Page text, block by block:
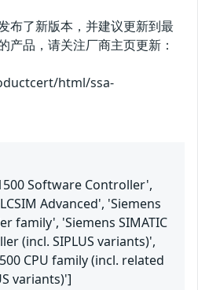
布了新版本，并建议更新到最
产品，请关注厂商主页更新：
html/ssa-
Software Controller',
Advanced', 'Siemens
family', 'Siemens SIMATIC
(incl. SIPLUS variants)',
CPU family (incl. related
variants)']